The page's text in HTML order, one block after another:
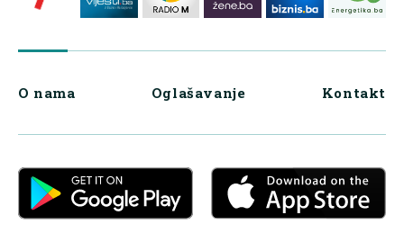
O nama Oglašavanje Kontakt